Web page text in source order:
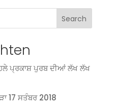
Search
ਪ੍ਰਕਾਸ਼ ਪੁਰਬ ਦੀਆਂ ਲੱਖ ਲੱਖ
17 ਸਤੰਬਰ 2018